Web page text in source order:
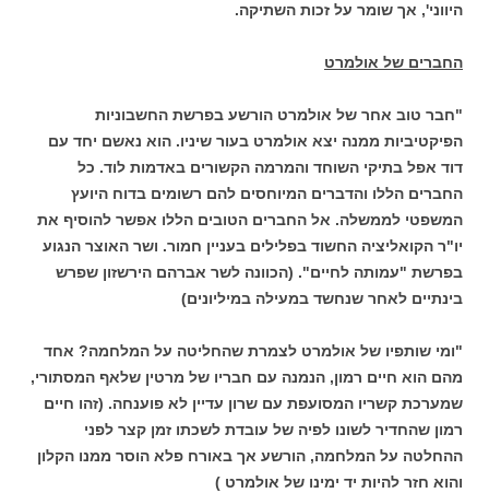
היווני', אך שומר על זכות השתיקה.
החברים של אולמרט
"חבר טוב אחר של אולמרט הורשע בפרשת החשבוניות
הפיקטיביות ממנה יצא אולמרט בעור שיניו. הוא נאשם יחד עם
דוד אפל בתיקי השוחד והמרמה הקשורים באדמות לוד. כל
החברים הללו והדברים המיוחסים להם רשומים בדוח היועץ
המשפטי לממשלה. אל החברים הטובים הללו אפשר להוסיף את
יו"ר הקואליציה החשוד בפלילים בעניין חמור. ושר האוצר הנגוע
בפרשת "עמותה לחיים". (הכוונה לשר אברהם הירשזון שפרש
בינתיים לאחר שנחשד במעילה במיליונים)
"ומי שותפיו של אולמרט לצמרת שהחליטה על המלחמה? אחד
מהם הוא חיים רמון, הנמנה עם חבריו של מרטין שלאף המסתורי,
שמערכת קשריו המסועפת עם שרון עדיין לא פוענחה. (זהו חיים
רמון שהחדיר לשונו לפיה של עובדת לשכתו זמן קצר לפני
ההחלטה על המלחמה, הורשע אך באורח פלא הוסר ממנו הקלון
והוא חזר להיות יד ימינו של אולמרט )